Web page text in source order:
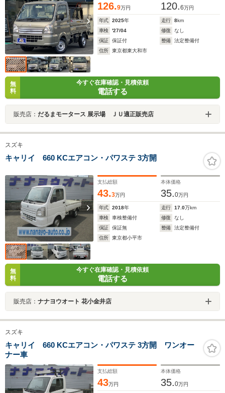
126.9万円 120.6万円
年式 2025年 走行 8km
車検
'27/04 修復
なし
保証
保証付 整備
法定整備付
住所
東京都東大和市
無
料
今すぐ在庫確認・見積依頼
電話する
販売店： だるまモータース 展示場 ＪＵ適正販売店
スズキ
キャリイ 660 KCエアコン・パワステ 3方開
支払総額
43.3万円
本体価格
35.0万円
年式 2018年 走行 17.0万km
車検
車検整備付 修復
なし
保証
保証無 整備
法定整備付
住所
東京都小平市
無
料
今すぐ在庫確認・見積依頼
電話する
販売店： ナナヨウオート 花小金井店
スズキ
キャリイ 660 KCエアコン・パワステ 3方開 ワンオー
ナー車
支払総額
43万円
本体価格
35.0万円